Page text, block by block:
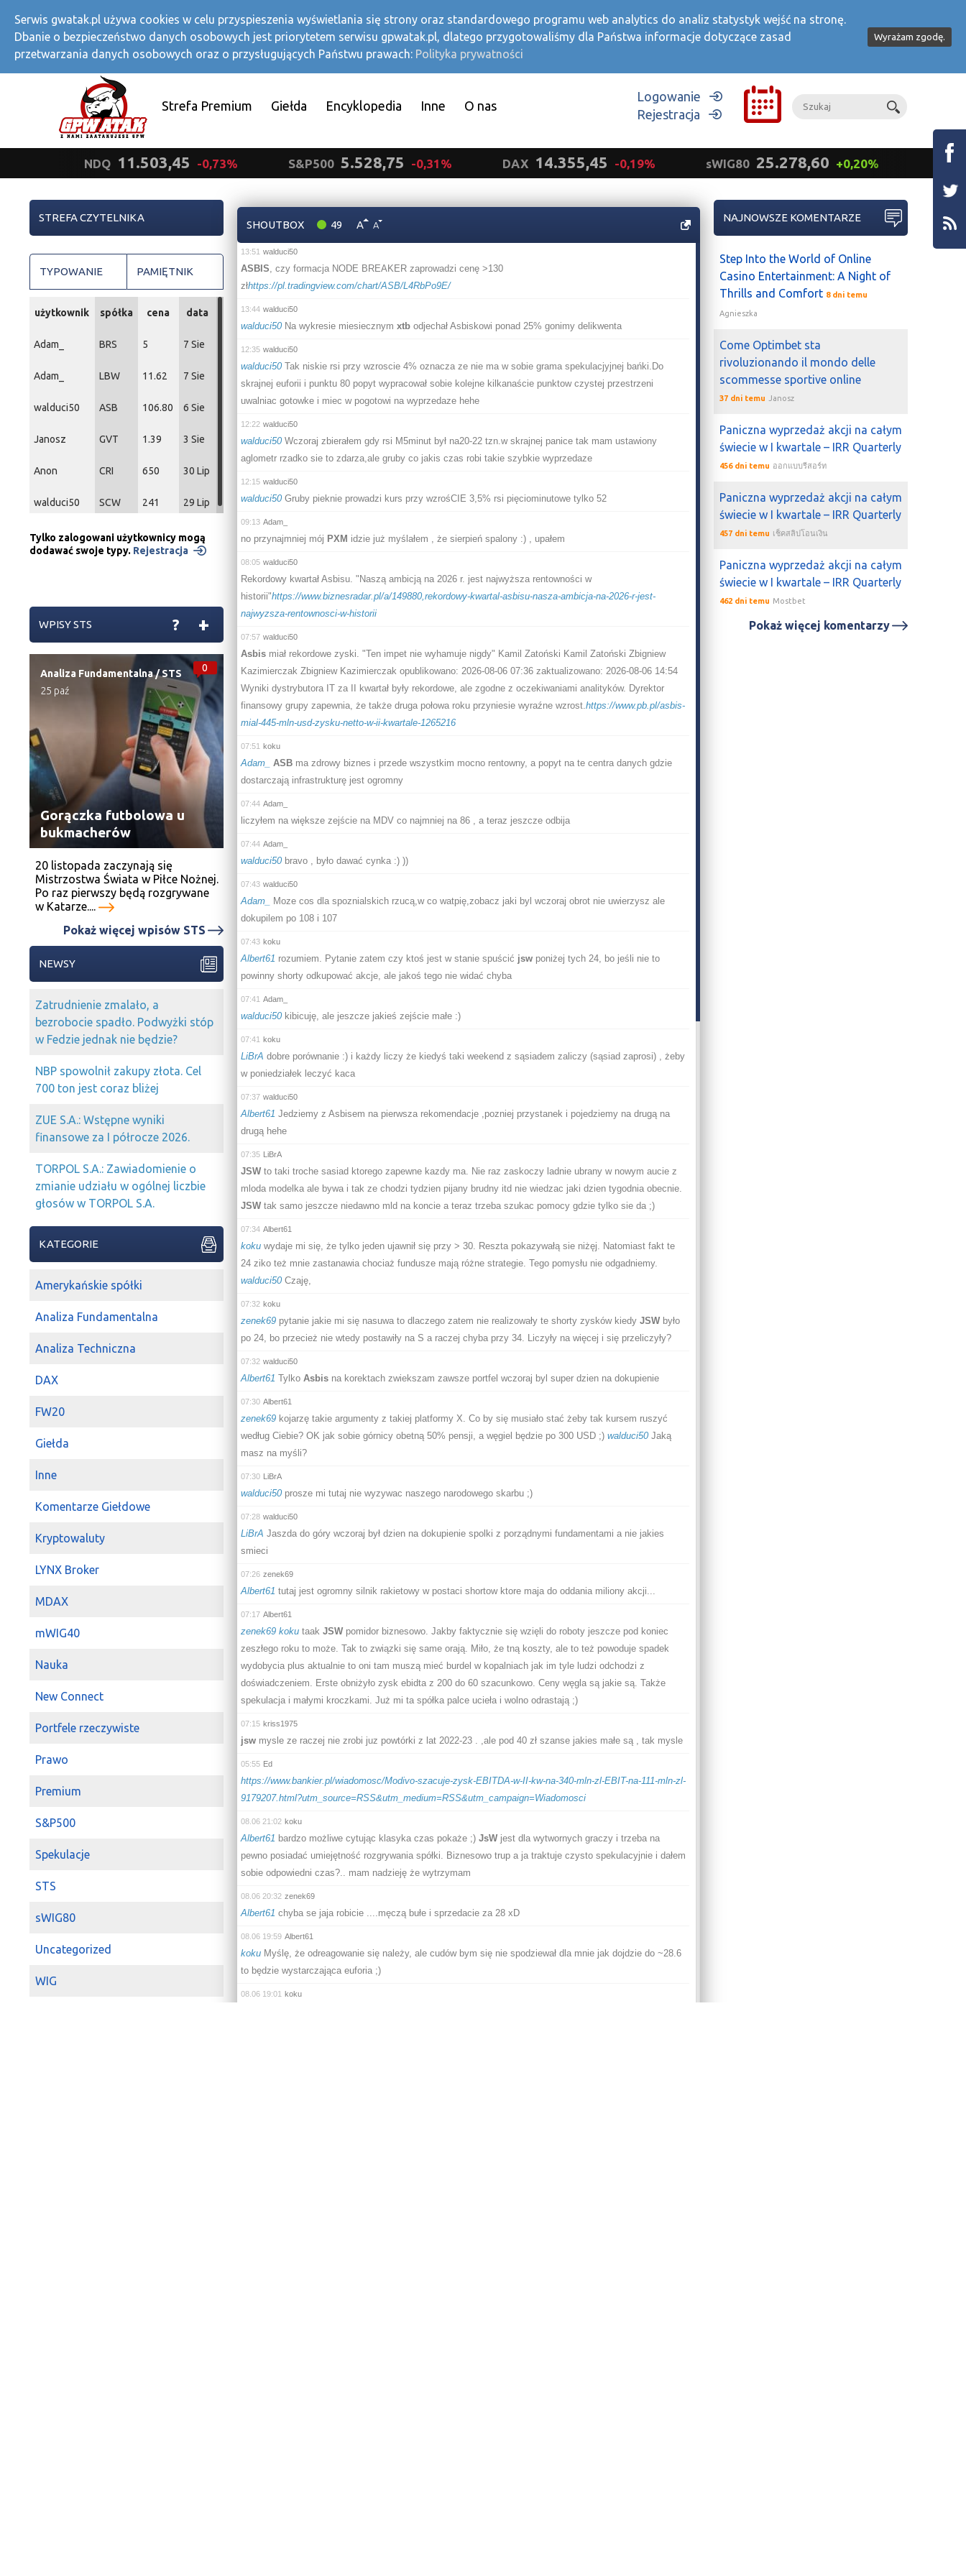
Strefa Premium Giełda Encyklopedia Inne O nas
Logowanie
Rejestracja
NDQ 11.503,45 -0,73% S&P500 5.528,75 -0,31% DAX 14.355,45 -0,19% sWIG80 25.278,60 +0,20% mWIG40
SHOUTBOX 49 A A
13:51 walduci50
ASBIS, czy formacja NODE BREAKER zaprowadzi cenę >130
złhttps://pl.tradingview.com/chart/ASB/L4RbPo9E/
13:44 walduci50
walduci50Na wykresie miesiecznym xtbodjechał Asbiskowi ponad 25% gonimy delikwenta
12:35 walduci50
walduci50Tak niskie rsi przy wzroscie 4% oznacza ze nie ma w sobie grama spekulacjyjnej bańki.Do
skrajnej euforii i punktu 80 popyt wypracował sobie kolejne kilkanaście punktow czystej przestrzeni
uwalniac gotowke i miec w pogotowi na wyprzedaze hehe
12:22 walduci50
walduci50Wczoraj zbierałem gdy rsi M5minut był na20-22 tzn.w skrajnej panice tak mam ustawiony
aglometr rzadko sie to zdarza,ale gruby co jakis czas robi takie szybkie wyprzedaze
12:15 walduci50
walduci50Gruby pieknie prowadzi kurs przy wzrośCIE 3,5% rsi pięciominutowe tylko 52
09:13 Adam_
no przynajmniej mój PXM idzie już myślałem , że sierpień spalony :) , upałem
08:05 walduci50
Rekordowy kwartał Asbisu. "Naszą ambicją na 2026 r. jest najwyższa rentowności w
historii"https://www.biznesradar.pl/a/149880,rekordowy-kwartal-asbisu-nasza-ambicja-na-2026-r-jest-
najwyzsza-rentownosci-w-historii
07:57 walduci50
Asbismiał rekordowe zyski. "Ten impet nie wyhamuje nigdy" Kamil Zatoński Kamil Zatoński Zbigniew
Kazimierczak Zbigniew Kazimierczak opublikowano: 2026-08-06 07:36 zaktualizowano: 2026-08-06 14:54
Wyniki dystrybutora IT za II kwartał były rekordowe, ale zgodne z oczekiwaniami analityków. Dyrektor
finansowy grupy zapewnia, że także druga połowa roku przyniesie wyraźne wzrost.https://www.pb.pl/asbis-
mial-445-mln-usd-zysku-netto-w-ii-kwartale-1265216
07:51 koku
Adam_ ASBma zdrowy biznes i przede wszystkim mocno rentowny, a popyt na te centra danych gdzie
dostarczają infrastrukturę jest ogromny
07:44 Adam_
liczyłem na większe zejście na MDV co najmniej na 86 , a teraz jeszcze odbija
07:44 Adam_
walduci50bravo , było dawać cynka :) ))
07:43 walduci50
Adam_
Moze cos dla spoznialskich rzucą,w co watpię,zobacz jaki byl wczoraj obrot nie uwierzysz ale
dokupilem po 108 i 107
07:43 koku
Albert61 rozumiem. Pytanie zatem czy ktoś jest w stanie spuścić jswponiżej tych 24, bo jeśli nie to
powinny shorty odkupować akcje, ale jakoś tego nie widać chyba
07:41 Adam_
walduci50kibicuję, ale jeszcze jakieś zejście małe :)
07:41 koku
LiBrA dobre porównanie :) i każdy liczy że kiedyś taki weekend z sąsiadem zaliczy (sąsiad zaprosi) , żeby
w poniedziałek leczyć kaca
07:37 walduci50
Albert61 Jedziemy z Asbisem na pierwsza rekomendacje ,pozniej przystanek i pojedziemy na drugą na
drugą hehe
07:35 LiBrA
JSWto taki troche sasiad ktorego zapewne kazdy ma. Nie raz zaskoczy ladnie ubrany w nowym aucie z
mloda modelka ale bywa i tak ze chodzi tydzien pijany brudny itd nie wiedzac jaki dzien tygodnia obecnie.
JSWtak samo jeszcze niedawno mld na koncie a teraz trzeba szukac pomocy gdzie tylko sie da ;)
07:34 Albert61
kokuwydaje mi się, że tylko jeden ujawnił się przy > 30. Reszta pokazywałą sie niżęj. Natomiast fakt te
24 ziko też mnie zastanawia chociaż fundusze mają różne strategie. Tego pomysłu nie odgadniemy.
walduci50Czaję,
07:32 koku
zenek69pytanie jakie mi się nasuwa to dlaczego zatem nie realizowały te shorty zysków kiedy JSWbyło
po 24, bo przecież nie wtedy postawiły na S a raczej chyba przy 34. Liczyły na więcej i się przeliczyły?
07:32 walduci50
Albert61 Tylko Asbisna korektach zwiekszam zawsze portfel wczoraj byl super dzien na dokupienie
07:30 Albert61
zenek69kojarzę takie argumenty z takiej platformy X. Co by się musiało stać żeby tak kursem ruszyć
według Ciebie? OK jak sobie górnicy obetną 50% pensji, a węgiel będzie po 300 USD ;) walduci50Jaką
masz na myśli?
07:30 LiBrA
walduci50prosze mi tutaj nie wyzywac naszego narodowego skarbu ;)
07:28 walduci50
LiBrA Jaszda do góry wczoraj był dzien na dokupienie spolki z porządnymi fundamentami a nie jakies
smieci
07:26 zenek69
Albert61 tutaj jest ogromny silnik rakietowy w postaci shortow ktore maja do oddania miliony akcji...
07:17 Albert61
zenek69 kokutaak JSWpomidor biznesowo. Jakby faktycznie się wzięli do roboty jeszcze pod koniec
zeszłego roku to może. Tak to związki się same orają. Miło, że tną koszty, ale to też powoduje spadek
wydobycia plus aktualnie to oni tam muszą mieć burdel w kopalniach jak im tyle ludzi odchodzi z
doświadczeniem. Erste obniżyło zysk ebidta z 200 do 60 szacunkowo. Ceny węgla są jakie są. Także
spekulacja i małymi kroczkami. Już mi ta spółka palce ucieła i wolno odrastają ;)
07:15 kriss1975
jswmysle ze raczej nie zrobi juz powtórki z lat 2022-23 . ,ale pod 40 zł szanse jakies małe są , tak mysle
05:55 Ed
https://www.bankier.pl/wiadomosc/Modivo-szacuje-zysk-EBITDA-w-II-kw-na-340-mln-zl-EBIT-na-111-mln-zl-
9179207.html?utm_source=RSS&utm_medium=RSS&utm_campaign=Wiadomosci
08.06 21:02 koku
Albert61 bardzo możliwe cytując klasyka czas pokaże ;) JsWjest dla wytwornych graczy i trzeba na
pewno posiadać umiejętność rozgrywania spółki. Biznesowo trup a ja traktuje czysto spekulacyjnie i dałem
sobie odpowiedni czas?.. mam nadzieję że wytrzymam
08.06 20:32 zenek69
Albert61 chyba se jaja robicie ....męczą bułe i sprzedacie za 28 xD
08.06 19:59 Albert61
kokuMyślę, że odreagowanie się należy, ale cudów bym się nie spodziewał dla mnie jak dojdzie do ~28.6
to będzie wystarczająca euforia ;)
08.06 19:01 koku
STREFA CZYTELNIKA
TYPOWANIE PAMIĘTNIK
użytkownik spółka cena data
Adam_ BRS 5 7 Sie
Adam_ LBW 11.62 7 Sie
walduci50 ASB 106.80 6 Sie
Janosz GVT 1.39 3 Sie
Anon CRI 650 30 Lip
walduci50 SCW 241 29 Lip
Tylko zalogowani użytkownicy mogą
dodawać swoje typy. Rejestracja
WPISY STS +
?
0
Analiza Fundamentalna/STS
25 paź
Gorączka futbolowa u
bukmacherów
20 listopada zaczynają się
Mistrzostwa Świata w Piłce Nożnej.
Po raz pierwszy będą rozgrywane
w Katarze....
Pokaż więcej wpisów STS
NEWSY
Zatrudnienie zmalało, a
bezrobocie spadło. Podwyżki stóp
w Fedzie jednak nie będzie?
NBP spowolnił zakupy złota. Cel
700 ton jest coraz bliżej
ZUE S.A.: Wstępne wyniki
finansowe za I półrocze 2026.
TORPOL S.A.: Zawiadomienie o
zmianie udziału w ogólnej liczbie
głosów w TORPOL S.A.
KATEGORIE
Amerykańskie spółki
Analiza Fundamentalna
Analiza Techniczna
DAX
FW20
Giełda
Inne
Komentarze Giełdowe
Kryptowaluty
LYNX Broker
MDAX
mWIG40
Nauka
New Connect
Portfele rzeczywiste
Prawo
Premium
S&P500
Spekulacje
STS
sWIG80
Uncategorized
WIG
NAJNOWSZE KOMENTARZE
Step Into the World of Online
Casino Entertainment: A Night of
Thrills and Comfort 8 dni temu
Agnieszka
Come Optimbet sta
rivoluzionando il mondo delle
scommesse sportive online
37 dni temu Janosz
Paniczna wyprzedaż akcji na całym
świecie w I kwartale – IRR Quarterly
456 dni temu ออกแบบรีสอร์ท
Paniczna wyprzedaż akcji na całym
świecie w I kwartale – IRR Quarterly
457 dni temu เช็คสลิปโอนเงิน
Paniczna wyprzedaż akcji na całym
świecie w I kwartale – IRR Quarterly
462 dni temu Mostbet
Pokaż więcej komentarzy
Serwis gwatak.pl używa cookies w celu przyspieszenia wyświetlania się strony oraz standardowego programu web analytics do analiz statystyk wejść na stronę.
Dbanie o bezpieczeństwo danych osobowych jest priorytetem serwisu gpwatak.pl, dlatego przygotowaliśmy dla Państwa informacje dotyczące zasad
przetwarzania danych osobowych oraz o przysługujących Państwu prawach: Polityka prywatności
Wyrażam zgodę.